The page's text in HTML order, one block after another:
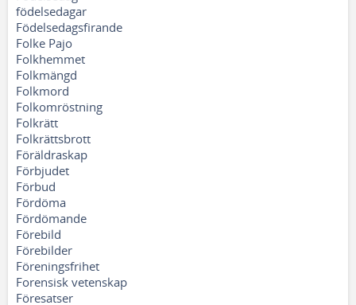
födelsedagar
Födelsedagsfirande
Folke Pajo
Folkhemmet
Folkmängd
Folkmord
Folkomröstning
Folkrätt
Folkrättsbrott
Föräldraskap
Förbjudet
Förbud
Fördöma
Fördömande
Förebild
Förebilder
Föreningsfrihet
Forensisk vetenskap
Föresatser